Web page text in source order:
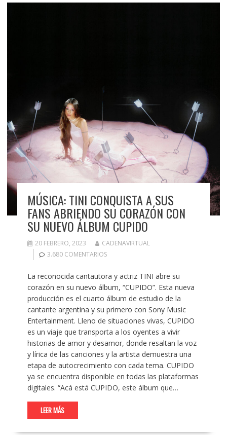
MÚSICA: TINI CONQUISTA A SUS
FANS ABRIENDO SU CORAZÓN CON
SU NUEVO ÁLBUM CUPIDO
20 FEBRERO, 2023
CADENAVIRTUAL
3.680 COMENTARIOS
La reconocida cantautora y actriz TINI abre su
corazón en su nuevo álbum, “CUPIDO”. Esta nueva
producción es el cuarto álbum de estudio de la
cantante argentina y su primero con Sony Music
Entertainment. Lleno de situaciones vivas, CUPIDO
es un viaje que transporta a los oyentes a vivir
historias de amor y desamor, donde resaltan la voz
y lírica de las canciones y la artista demuestra una
etapa de autocrecimiento con cada tema. CUPIDO
ya se encuentra disponible en todas las plataformas
digitales. “Acá está CUPIDO, este álbum que…
LEER MÁS